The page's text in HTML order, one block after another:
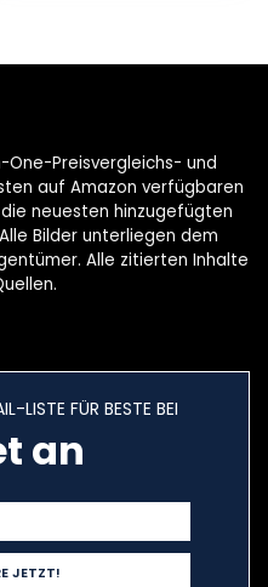
Preisvergleichs- und
auf Amazon verfügbaren
neuesten hinzugefügten
Bilder unterliegen dem
Alle zitierten Inhalte
LISTE FÜR BESTE BEI
an